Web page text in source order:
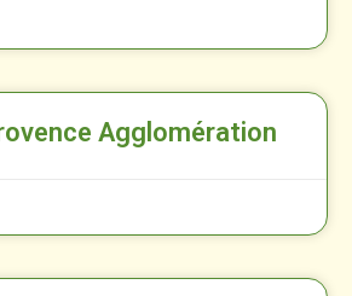
Agglomération